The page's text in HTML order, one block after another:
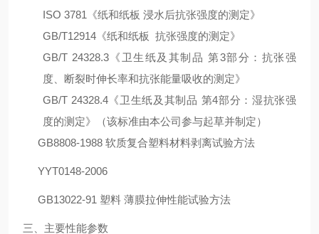
ISO 3781 《纸和纸板 浸水后抗张强度的测定》
GB/T12914 《纸和纸板 抗张强度的测定》
GB/T 24328.3《卫生纸及其制品 第3部分：抗张强
度、断裂时伸长率和抗张能量吸收的测定》
GB/T 24328.4《卫生纸及其制品 第4部分：湿抗张强
度的测定》（该标准由本公司参与起草并制定）
GB8808-1988 软质复合塑料材料剥离试验方法
YYT0148-2006
GB13022-91 塑料 薄膜拉伸性能试验方法
三、 主要性能参数